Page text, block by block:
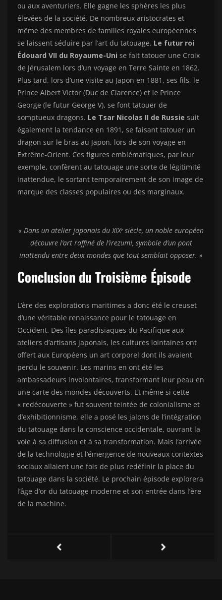
ou aux aventuriers. Elle gagne les sphères les plus
élevées de la société. De nombreux aristocrates et
même des membres de familles royales européennes
se laissent séduire par l’art du tatouage. Le futur roi
Édouard VII du Royaume-Uni se fait tatouer une Croix
de Jérusalem lors d’un voyage en Terre Sainte en 1862.
Plus tard, lors d’une visite au Japon en 1881, ses fils, le
Prince Albert Victor (Duc de Clarence) et le Prince
George (le futur George V), se font tatouer de
somptueux dragons. Le Tsar Nicolas II de Russie suit
également la tendance en 1891, se faisant tatouer un
dragon sur le bras au Japon, lors de son voyage en
Extrême-Orient. Ces figures emblématiques, par leur
exemple, confèrent au tatouage une sorte de légitimité
inattendue, le sortant temporairement de son image de
marque des classes populaires ou des marginaux.
« Dans un atelier japonais du XIXᵉ siècle, un noble européen
découvre l’art raffiné de l’irezumi, symbole d’un pont
inattendu entre deux mondes que tout semblait opposer. »
Conclusion du Troisième Épisode
L’ère des explorations maritimes a donc été le creuset
d’une véritable renaissance pour le tatouage en
Occident. Des îles paradisiaques du Pacifique aux
ateliers d’artisans japonais, les cultures lointaines ont
offert aux Européens un art corporel dont ils avaient
perdu le souvenir. Les marins en ont été les
ambassadeurs involontaires, transformant leur peau en
une carte des mondes découverts. Et même si cette
« redécouverte » fut souvent teintée de colonialisme et
d’exhibitionnisme, elle a posé les jalons de l’intégration
du tatouage dans la conscience occidentale, ouvrant la
voie à sa diffusion et à sa transformation. Mais l’arrivée
de la technologie et l’émergence de nouveaux contextes
sociaux allaient une fois de plus redéfinir la place du
tatouage dans la société. Le prochain épisode explorera
l’âge d’or du tatouage moderne et son entrée dans l’ère
de la machine.